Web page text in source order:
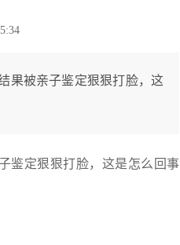
果被亲子鉴定狠狠打脸，这
鉴定狠狠打脸，这是怎么回事